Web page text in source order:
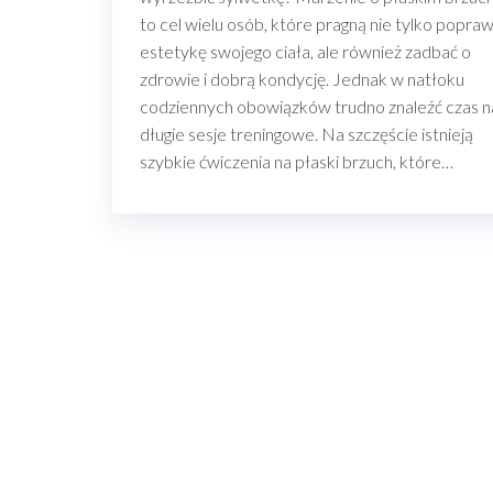
to cel wielu osób, które pragną nie tylko
estetykę swojego ciała, ale również zadbać o
zdrowie i dobrą kondycję. Jednak w natłoku
codziennych obowiązków trudno znaleźć czas
długie sesje treningowe. Na szczęście istnieją
szybkie ćwiczenia na płaski brzuch, które…